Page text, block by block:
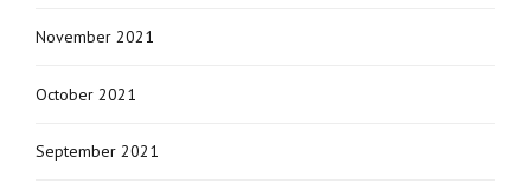
November 2021
October 2021
September 2021